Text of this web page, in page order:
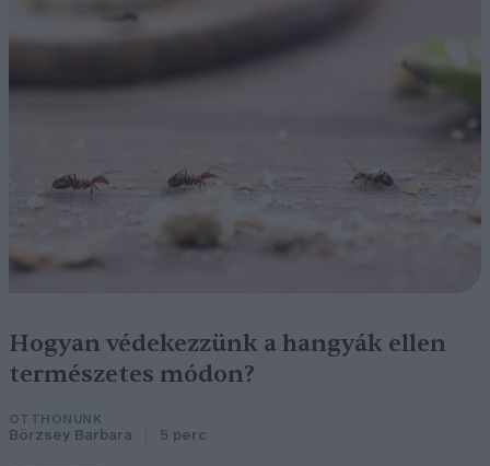
Hogyan védekezzünk a hangyák ellen
természetes módon?
OTTHONUNK
Börzsey Barbara 5 perc